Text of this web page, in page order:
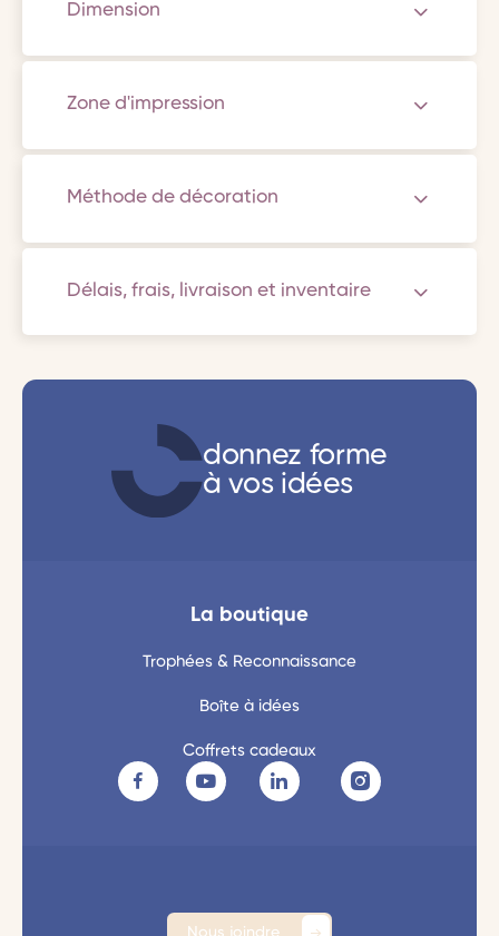
Dimension
Zone d'impression
Méthode de décoration
Délais, frais, livraison et inventaire
donnez forme
à vos idées
La boutique
Trophées & Reconnaissance
Boîte à idées
Coffrets cadeaux
Nous joindre